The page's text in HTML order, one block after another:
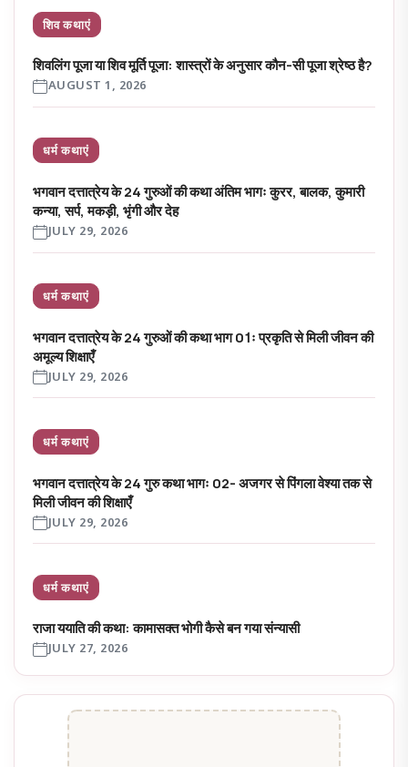
शिव कथाएं
शिवलिंग पूजा या शिव मूर्ति पूजा: शास्त्रों के अनुसार कौन-सी पूजा श्रेष्ठ है?
AUGUST 1, 2026
धर्म कथाएं
भगवान दत्तात्रेय के 24 गुरुओं की कथा अंतिम भागः कुरर, बालक, कुमारी
कन्या, सर्प, मकड़ी, भृंगी और देह
JULY 29, 2026
धर्म कथाएं
भगवान दत्तात्रेय के 24 गुरुओं की कथा भाग 01ः प्रकृति से मिली जीवन की
अमूल्य शिक्षाएँ
JULY 29, 2026
धर्म कथाएं
भगवान दत्तात्रेय के 24 गुरु कथा भागः 02- अजगर से पिंगला वेश्या तक से
मिली जीवन की शिक्षाएँ
JULY 29, 2026
धर्म कथाएं
राजा ययाति की कथा: कामासक्त भोगी कैसे बन गया संन्यासी
JULY 27, 2026